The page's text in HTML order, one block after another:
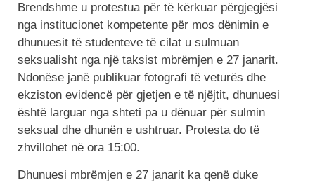
Brendshme u protestua për të kërkuar përgjegjësi
nga institucionet kompetente për mos dënimin e
dhunuesit të studenteve të cilat u sulmuan
seksualisht nga një taksist mbrëmjen e 27 janarit.
Ndonëse janë publikuar fotografi të veturës dhe
ekziston evidencë për gjetjen e të njëjtit, dhunuesi
është larguar nga shteti pa u dënuar për sulmin
seksual dhe dhunën e ushtruar. Protesta do të
zhvillohet në ora 15:00.
Dhunuesi mbrëmjen e 27 janarit ka qenë duke